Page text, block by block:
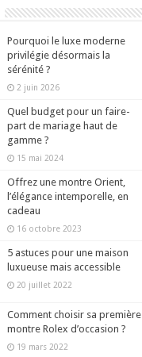
Pourquoi le luxe moderne
privilégie désormais la
sérénité ?
2 juin 2026
Quel budget pour un faire-
part de mariage haut de
gamme ?
15 mai 2024
Offrez une montre Orient,
l’élégance intemporelle, en
cadeau
16 octobre 2023
5 astuces pour une maison
luxueuse mais accessible
20 juillet 2022
Comment choisir sa première
montre Rolex d’occasion ?
19 mars 2022